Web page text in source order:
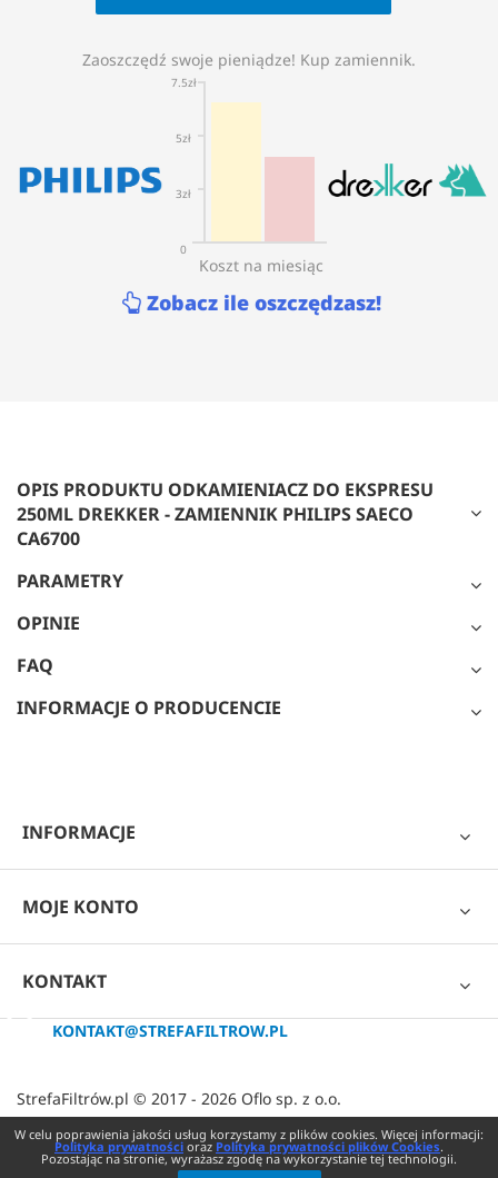
Zaoszczędź swoje pieniądze! Kup zamiennik.
7.5zł
5zł
3zł
0
Koszt na miesiąc
Zobacz ile oszczędzasz!
OPIS PRODUKTU ODKAMIENIACZ DO EKSPRESU
250ML DREKKER - ZAMIENNIK PHILIPS SAECO
CA6700
PARAMETRY
OPINIE
FAQ
INFORMACJE O PRODUCENCIE
INFORMACJE
MOJE KONTO
KONTAKT
KONTAKT@STREFAFILTROW.PL
StrefaFiltrów.pl © 2017 - 2026 Oflo sp. z o.o.
W celu poprawienia jakości usług korzystamy z plików cookies. Więcej informacji:
Polityka prywatności oraz Polityka prywatności plików Cookies.
Pozostając na stronie, wyrażasz zgodę na wykorzystanie tej technologii.